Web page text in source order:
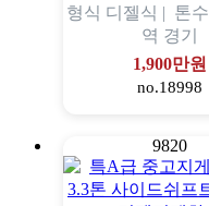
형식 디젤식 | 톤수
역 경기
1,900만원
no.18998
9820